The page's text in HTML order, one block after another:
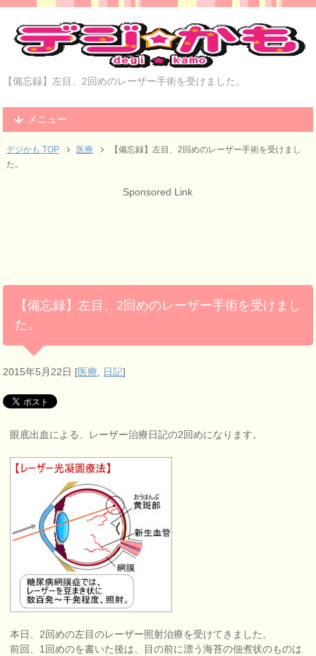
【備忘録】左目、2回めのレーザー手術を受けました。
メニュー
デジかも TOP 医療
【備忘録】左目、2回めのレーザー手術を受けまし
た。
Sponsored Link
【備忘録】左目、2回めのレーザー手術を受けまし
た。
2015年5月22日 [医療 日記]
眼底出血による、レーザー治療日記の2回めになります。
本日、2回めの左目のレーザー照射治療を受けてきました。
前回、1回めのを書いた後は、目の前に漂う海苔の佃煮状のものは